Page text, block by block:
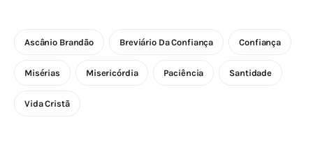
Ascânio Brandão Breviário Da Confiança Confiança
Misérias Misericórdia Paciência Santidade
Vida Cristã